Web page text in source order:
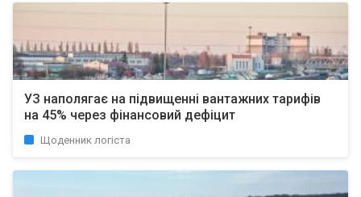
УЗ наполягає на підвищенні вантажних тарифів
на 45% через фінансовий дефіцит
Щоденник логіста